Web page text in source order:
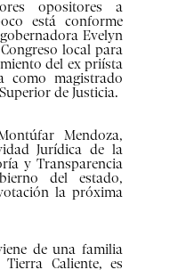
opositores a
está conforme
Evelyn
local para
del ex priísta
como magistrado
de Justicia.
Mendoza,
Jurídica de la
y Transparencia
del estado,
la próxima
de una familia
Caliente, es